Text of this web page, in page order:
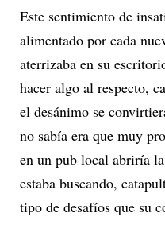
Este sentimiento de
alimentado por cada
aterrizaba en su
hacer algo al respecto,
el desánimo se
no sabía era que muy
en un pub local abriría
estaba buscando,
tipo de desafíos que su